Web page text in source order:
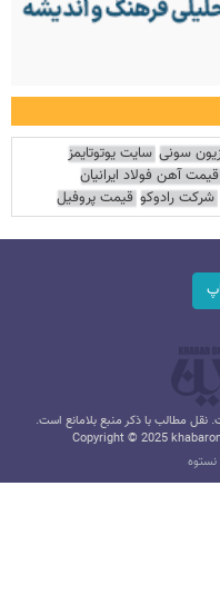
سونی سایت یوتوتایمز
قیمت آهن فولاد ایرانیان
شرکت رادوکو قیمت پروفیل
مطالب با ذکر منبع بلامانع است.
Copyright © 2025